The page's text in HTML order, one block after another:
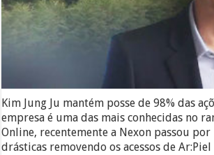
Kim Jung Ju mantém posse de 98% das
empresa é uma das mais conhecidas no
Online, recentemente a Nexon passou por
drásticas removendo os acessos de